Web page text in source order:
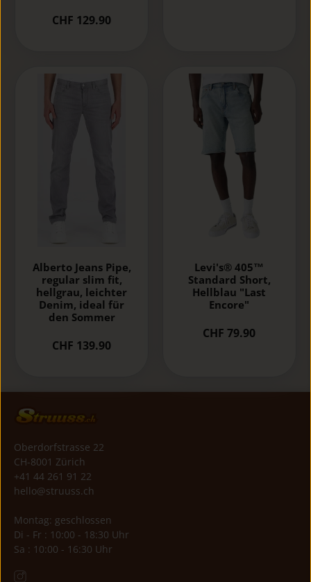
CHF 129.90
Alberto Jeans Pipe,
regular slim fit,
hellgrau, leichter
Denim, ideal für
den Sommer
CHF 139.90
Levi's® 405™
Standard Short,
Hellblau "Last
Encore"
CHF 79.90
Oberdorfstrasse 22
CH-8001 Zürich
+41 44 261 91 22
hello@struuss.ch
Montag: geschlossen
Di - Fr : 10:00 - 18:30 Uhr
Sa : 10:00 - 16:30 Uhr